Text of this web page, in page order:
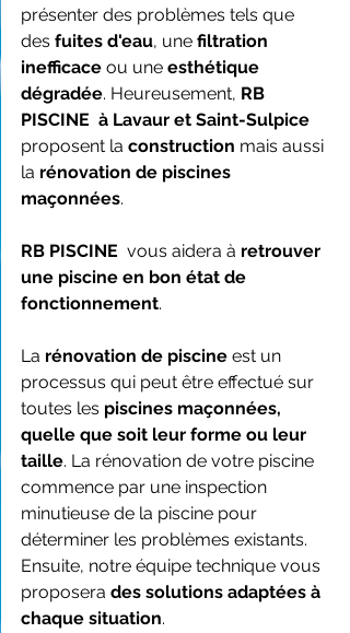
présenter des problèmes tels que
des fuites d'eau, une filtration
inefficace ou une esthétique
dégradée. Heureusement, RB
PISCINE  à Lavaur et Saint-Sulpice
proposent la construction mais aussi
la rénovation de piscines
maçonnées.
RB PISCINE vous aidera à retrouver
une piscine en bon état de
fonctionnement.
La rénovation de piscine est un
processus qui peut être effectué sur
toutes les piscines maçonnées,
quelle que soit leur forme ou leur
taille. La rénovation de votre piscine
commence par une inspection
minutieuse de la piscine pour
déterminer les problèmes existants.
Ensuite, notre équipe technique vous
proposera des solutions adaptées à
chaque situation.